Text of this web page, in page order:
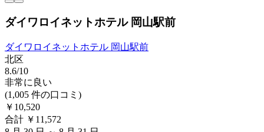
ダイワロイネットホテル 岡山駅前
ダイワロイネットホテル 岡山駅前
北区
8.6/10
非常に良い
(1,005 件の口コミ)
￥10,520
合計 ￥11,572